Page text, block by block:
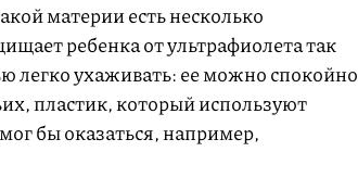
материи есть несколько
ребенка от ультрафиолета так
легко ухаживать: ее можно спокойно
пластик, который используют
бы оказаться, например,